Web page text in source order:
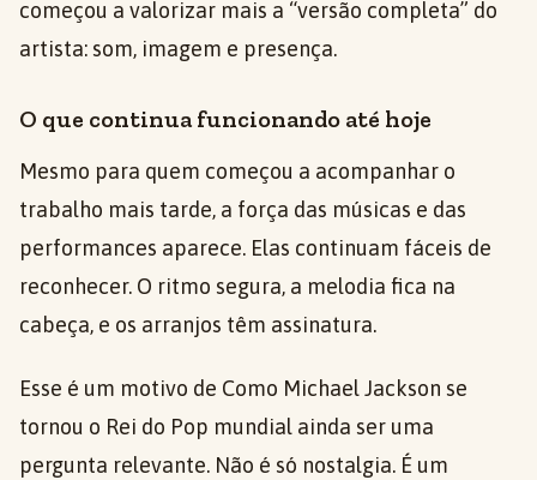
começou a valorizar mais a “versão completa” do
artista: som, imagem e presença.
O que continua funcionando até hoje
Mesmo para quem começou a acompanhar o
trabalho mais tarde, a força das músicas e das
performances aparece. Elas continuam fáceis de
reconhecer. O ritmo segura, a melodia fica na
cabeça, e os arranjos têm assinatura.
Esse é um motivo de Como Michael Jackson se
tornou o Rei do Pop mundial ainda ser uma
pergunta relevante. Não é só nostalgia. É um